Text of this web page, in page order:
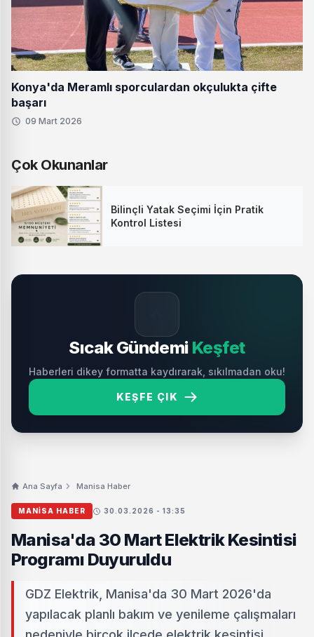
Konya'da Meramlı sporculardan okçulukta çifte
başarı
09 Mart 2026
Çok Okunanlar
Bilinçli Yatak Seçimi İçin Pratik
Kontrol Listesi
Sıcak Gündemi Keşfet
Haberleri dikey formatta kaydırarak, sıkılmadan oku!
KEŞFE ÇIK
Ana Sayfa Manisa Haber
MANISA HABER 30.03.2026 - 13:35
Manisa'da 30 Mart Elektrik Kesintisi
Programı Duyuruldu
GDZ Elektrik, Manisa'da 30 Mart 2026'da
yapılacak planlı bakım ve yenileme çalışmaları